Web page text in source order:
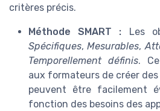
critères précis.
Méthode SMART : Les
Spécifiques,Mesurables,
Temporellement définis.
aux formateurs de créer
peuvent être facilement
fonction des besoins des